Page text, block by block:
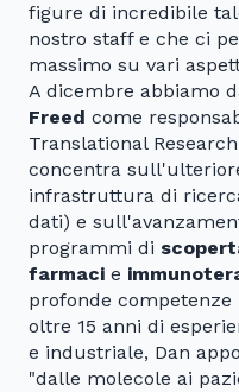
figure di incredibile
nostro staff e che ci
massimo su vari
A dicembre abbiamo
Freed come
Translational
concentra
infrastruttura di
dati) e
programmi di
farmaci e
profonde competenze
oltre 15 anni di
e industriale, Dan
"dalle molecole ai